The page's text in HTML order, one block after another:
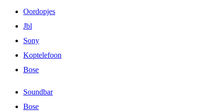
Oordopjes
Jbl
Sony
Koptelefoon
Bose
Soundbar
Bose